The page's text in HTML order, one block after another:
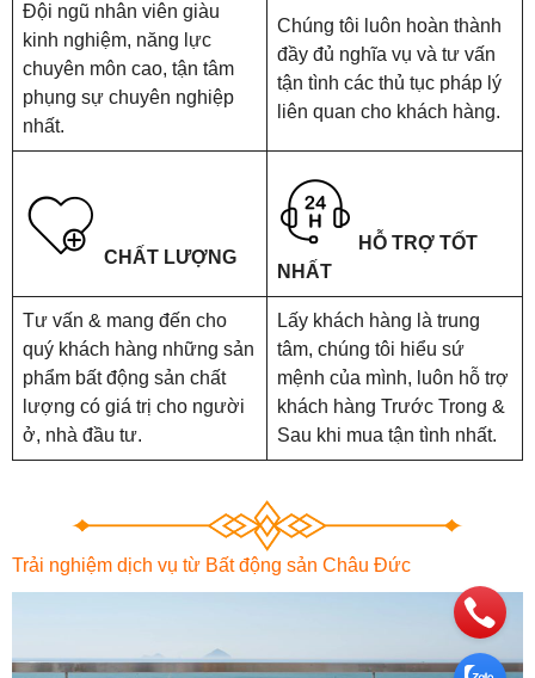
Đội ngũ nhân viên giàu
kinh nghiệm, năng lực
chuyên môn cao, tận tâm
phụng sự chuyên nghiệp
nhất.
Chúng tôi luôn hoàn thành
đầy đủ nghĩa vụ và tư vấn
tận tình các thủ tục pháp lý
liên quan cho khách hàng.
CHẤT LƯỢNG
HỖ TRỢ TỐT
NHẤT
Tư vấn & mang đến cho
quý khách hàng những sản
phẩm bất động sản chất
lượng có giá trị cho người
ở, nhà đầu tư.
Lấy khách hàng là trung
tâm, chúng tôi hiểu sứ
mệnh của mình, luôn hỗ trợ
khách hàng Trước Trong &
Sau khi mua tận tình nhất.
Trải nghiệm dịch vụ từ Bất động sản Châu Đức